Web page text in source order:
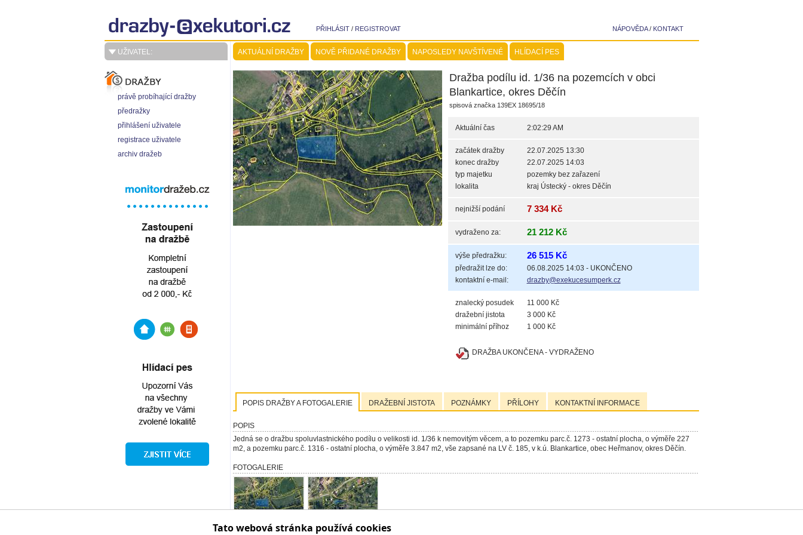
PŘIHLÁSIT/ REGISTROVAT NÁPOVĚDA/ KONTAKT
UŽIVATEL:
právě probíhající dražby
předražky
přihlášení uživatele
registrace uživatele
archiv dražeb
AKTUÁLNÍ DRAŽBY NOVĚ PŘIDANÉ DRAŽBY NAPOSLEDY NAVŠTÍVENÉ HLÍDACÍ PES
Dražba podílu id. 1/36 na pozemcích v obci
Blankartice, okres Děčín
spisová značka 139EX 18695/18
Aktuální čas 2:02:29 AM
začátek dražby
22.07.2025 13:30
konec dražby
22.07.2025 14:03
typ majetku
pozemky bez zařazení
lokalita
kraj Ústecký - okres Děčín
nejnižší podání 7 334 Kč
vydraženo za: 21 212 Kč
výše předražku: 26 515 Kč
předražit lze do:
06.08.2025 14:03 - UKONČENO
kontaktní e-mail:
drazby@exekucesumperk.cz
znalecký posudek
11 000 Kč
dražební jistota
3 000 Kč
minimální příhoz
1 000 Kč
DRAŽBA UKONČENA - VYDRAŽENO
POPIS DRAŽBY A FOTOGALERIE DRAŽEBNÍ JISTOTA POZNÁMKY PŘÍLOHY KONTAKTNÍ INFORMACE
POPIS
Jedná se o dražbu spoluvlastnického podílu o velikosti id. 1/36 k nemovitým věcem, a to pozemku parc.č. 1273 - ostatní plocha, o výměře 227
m2, a pozemku parc.č. 1316 - ostatní plocha, o výměře 3.847 m2, vše zapsané na LV č. 185, v k.ú. Blankartice, obec Heřmanov, okres Děčín.
FOTOGALERIE
Tato webová stránka používá cookies